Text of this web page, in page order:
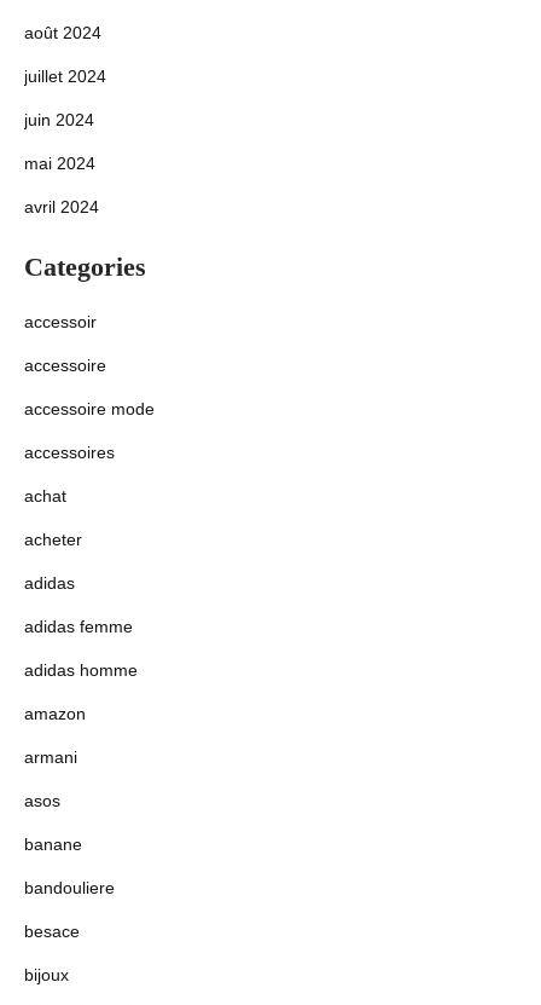
août 2024
juillet 2024
juin 2024
mai 2024
avril 2024
Categories
accessoir
accessoire
accessoire mode
accessoires
achat
acheter
adidas
adidas femme
adidas homme
amazon
armani
asos
banane
bandouliere
besace
bijoux